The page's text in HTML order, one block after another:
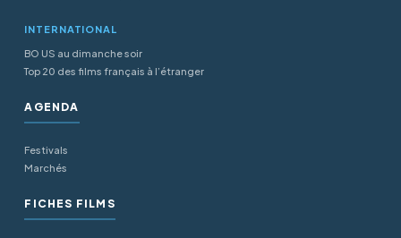
INTERNATIONAL
BO US au dimanche soir
Top 20 des films français à l’étranger
AGENDA
Festivals
Marchés
FICHES FILMS